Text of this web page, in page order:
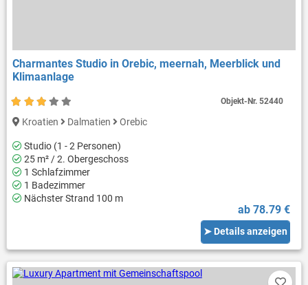
Charmantes Studio in Orebic, meernah, Meerblick und
Klimaanlage
Kroatien Dalmatien Orebic
Studio (1 - 2 Personen)
25 m² / 2. Obergeschoss
1 Schlafzimmer
1 Badezimmer
Nächster Strand 100 m
ab 78.79 €
➤ Details anzeigen
Objekt-Nr.52440